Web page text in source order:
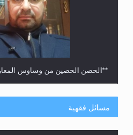
**الحصن الحصين من وساوس
مسائل فقهية